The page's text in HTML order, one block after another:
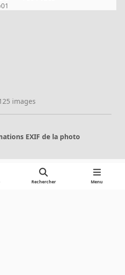
images
EXIF de la photo
Rechercher Menu